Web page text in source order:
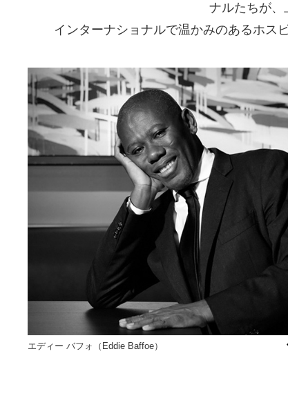
ナルたちが、
インターナショナルで温かみのあるホス
エディー バフォ（Eddie Baffoe）